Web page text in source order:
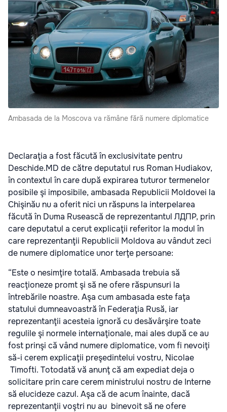
Ambasada de la Moscova va rămâne fără numere diplomatice
Declaraţia a fost făcută în exclusivitate pentru
Deschide.MD de către deputatul rus Roman Hudiakov,
în contextul în care după expirarea tuturor termenelor
posibile şi imposibile, ambasada Republicii Moldovei la
Chişinău nu a oferit nici un răspuns la interpelarea
făcută în Duma Rusească de reprezentantul ЛДПР, prin
care deputatul a cerut explicaţii referitor la modul în
care reprezentanţii Republicii Moldova au vândut zeci
de numere diplomatice unor terţe persoane:
“Este o nesimţire totală. Ambasada trebuia să
reacţioneze promt şi să ne ofere răspunsuri la
întrebările noastre. Aşa cum ambasada este faţa
statului dumneavoastră în Federaţia Rusă, iar
reprezentanţii acesteia ignoră cu desăvârşire toate
regulile şi normele internaţionale, mai ales după ce au
fost prinşi că vând numere diplomatice, vom fi nevoiţi
să-i cerem explicaţii preşedintelui vostru, Nicolae
Timofti. Totodată vă anunţ că am expediat deja o
solicitare prin care cerem ministrului nostru de Interne
să elucideze cazul. Aşa că de acum înainte, dacă
reprezentanţii voştri nu au binevoit să ne ofere